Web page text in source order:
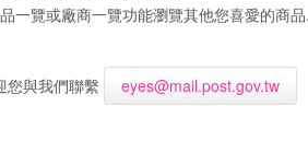
一覽或廠商一覽功能瀏覽其他您喜愛的商品.
您與我們聯繫 eyes@mail.post.gov.tw